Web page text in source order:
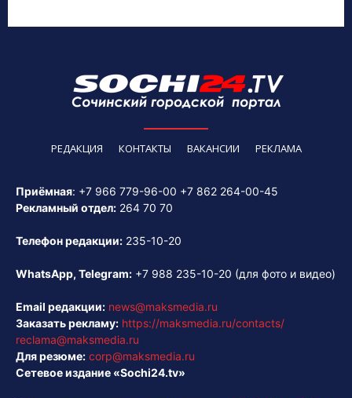
РЕДАКЦИЯ КОНТАКТЫ ВАКАНСИИ РЕКЛАМА
Приёмная: +7 966 779-96-00 +7 862 264-00-45
Рекламный отдел: 264 70 70
Телефон редакции: 235-10-20
WhatsApp, Telegram: +7 988 235-10-20 (для фото и видео)
Email редакции: news@maksmedia.ru
Заказать рекламу: https://maksmedia.ru/contacts/
reclama@maksmedia.ru
Для резюме: corp@maksmedia.ru
Сетевое издание «Sochi24.tv»